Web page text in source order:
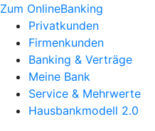
Zum OnlineBanking
Privatkunden
Firmenkunden
Banking & Verträge
Meine Bank
Service & Mehrwerte
Hausbankmodell 2.0